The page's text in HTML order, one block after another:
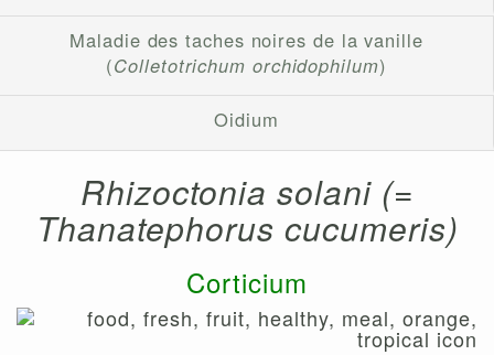
Maladie des taches noires de la vanille
(Colletotrichum orchidophilum)
Oidium
Rhizoctonia solani (=
Thanatephorus cucumeris)
Corticium